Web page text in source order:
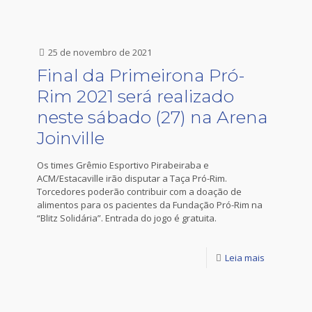
25 de novembro de 2021
Final da Primeirona Pró-
Rim 2021 será realizado
neste sábado (27) na Arena
Joinville
Os times Grêmio Esportivo Pirabeiraba e
ACM/Estacaville irão disputar a Taça Pró-Rim.
Torcedores poderão contribuir com a doação de
alimentos para os pacientes da Fundação Pró-Rim na
“Blitz Solidária”. Entrada do jogo é gratuita.
Leia mais